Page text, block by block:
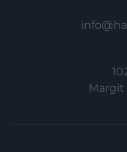
Margit